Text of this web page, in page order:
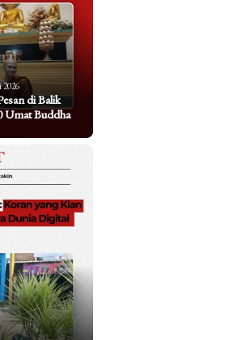
2026
di Balik
Umat Buddha